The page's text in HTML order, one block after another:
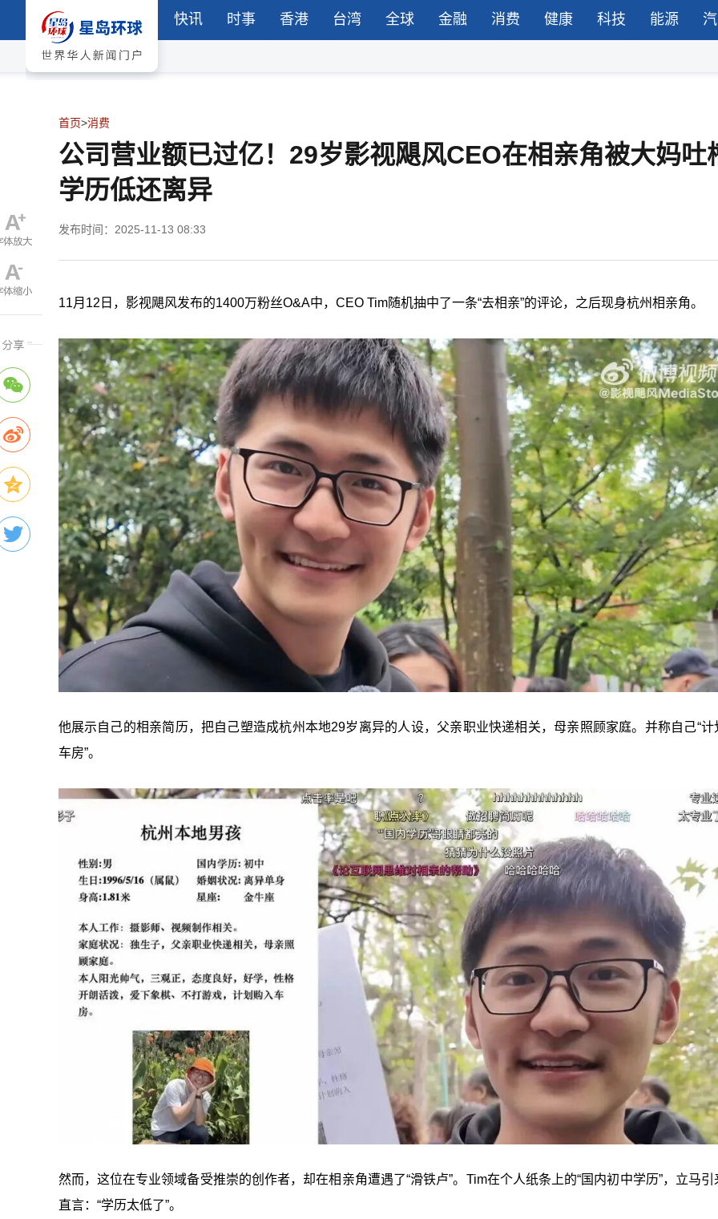
快讯 时事 香港 台湾 全球 金融 消费 健康 科技 能源
首页>消费
公司营业额已过亿！29岁影视飓风CEO在相亲角被大妈吐
学历低还离异
发布时间：2025-11-13 08:33
11月12日，影视飓风发布的1400万粉丝O&A中，CEO Tim随机抽中了一条“去相亲”的评论，之后现身杭州相亲角。
他展示自己的相亲简历，把自己塑造成杭州本地29岁离异的人设，父亲职业快递相关，母亲照顾家庭。并称自己“计
车房”。
然而，这位在专业领域备受推崇的创作者，却在相亲角遭遇了“滑铁卢”。Tim在个人纸条上的“国内初中学历”，立马引
直言：“学历太低了”。